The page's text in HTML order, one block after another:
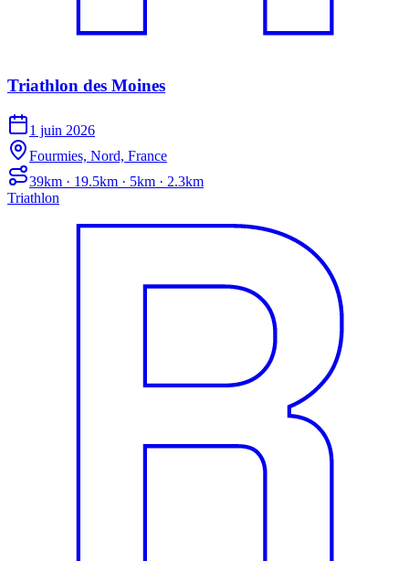
Triathlon des Moines
1 juin 2026
Fourmies, Nord, France
39km · 19.5km · 5km · 2.3km
Triathlon